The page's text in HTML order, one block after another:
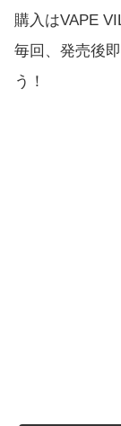
購入はVAPE
毎回、発売後
う！